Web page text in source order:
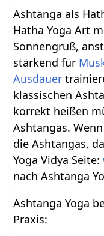
Ashtanga als
Hatha Yoga Art
Sonnengruß,
stärkend für
Ausdauer
klassischen
korrekt heißen
Ashtangas.
die Ashtangas,
Yoga Vidya Seite:
nach Ashtanga
Ashtanga Yoga
Praxis: